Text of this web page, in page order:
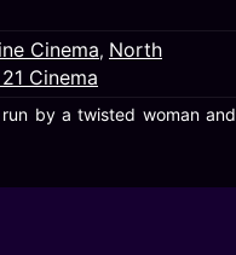
Cinema, North
Cinema
by a twisted woman and